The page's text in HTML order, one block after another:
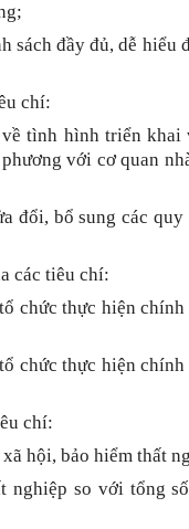
sách đầy đủ, dễ hiểu
chí:
tình hình triển khai
với cơ quan
đổi, bổ sung các
các tiêu chí:
chức thực hiện chính
chức thực hiện chính
chí:
hội, bảo hiểm thất
nghiệp so với tổng